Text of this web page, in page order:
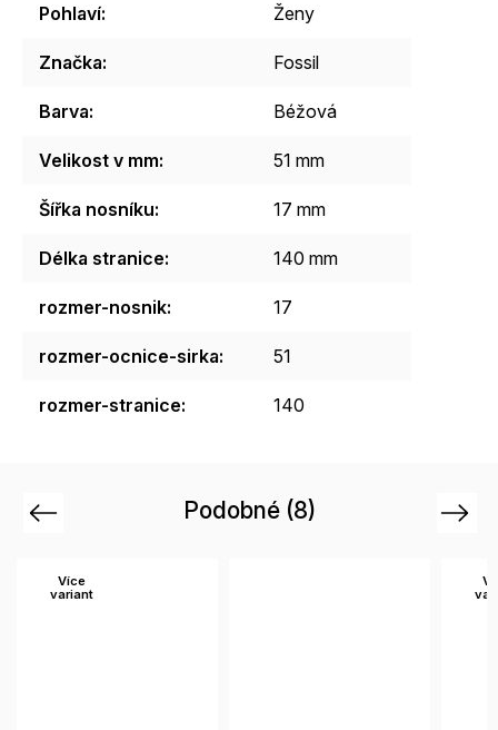
Pohlaví: Ženy
Značka: Fossil
Barva: Béžová
Velikost v mm: 51 mm
Šířka nosníku: 17 mm
Délka stranice: 140 mm
rozmer-nosnik: 17
rozmer-ocnice-sirka: 51
rozmer-stranice: 140
Podobné (8)
Previous Next